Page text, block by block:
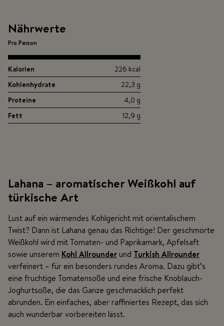
Nährwerte
Pro Person
Kalorien
226 kcal
Kohlenhydrate
22,3 g
Proteine
4,0 g
Fett
12,9 g
Lahana – aromatischer Weißkohl auf
türkische Art
Lust auf ein wärmendes Kohlgericht mit orientalischem
Twist? Dann ist Lahana genau das Richtige! Der geschmorte
Weißkohl wird mit Tomaten- und Paprikamark, Apfelsaft
sowie unserem Kohl Allrounder und Turkish Allrounder
verfeinert – für ein besonders rundes Aroma. Dazu gibt’s
eine fruchtige Tomatensoße und eine frische Knoblauch-
Joghurtsoße, die das Ganze geschmacklich perfekt
abrunden. Ein einfaches, aber raffiniertes Rezept, das sich
auch wunderbar vorbereiten lässt.